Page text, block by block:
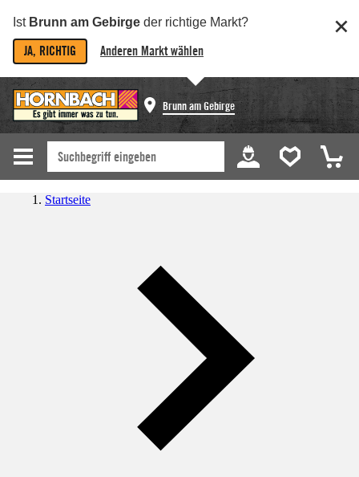
Ist Brunn am Gebirge der richtige Markt?
JA, RICHTIG Anderen Markt wählen
Brunn am Gebirge
Startseite